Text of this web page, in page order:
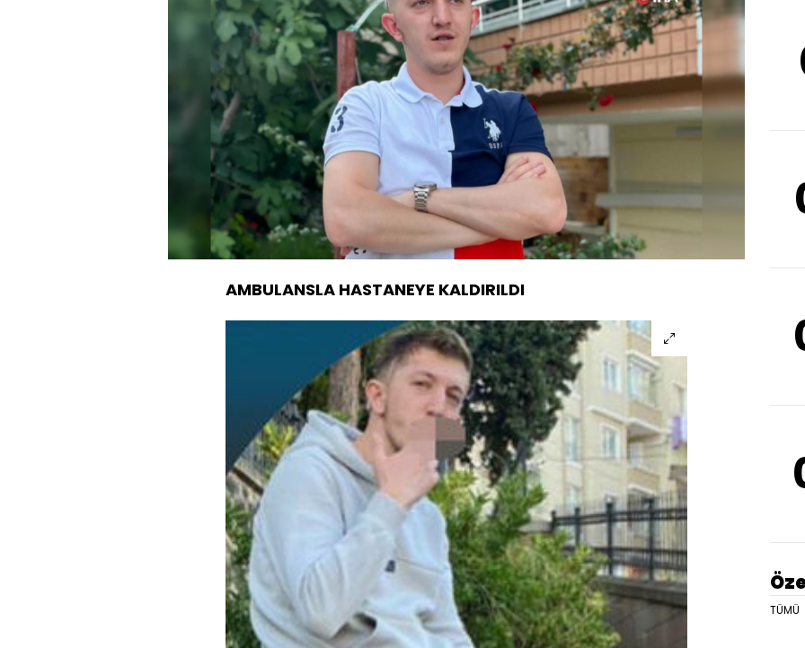
Sesi
Aç
Yüklendi
40.59%
Oynatma
AMBULANSLA HASTANEYE KALDIRILDI
TÜMÜ